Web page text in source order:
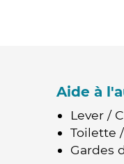
Aide à
Lever /
Toilette
Gardes